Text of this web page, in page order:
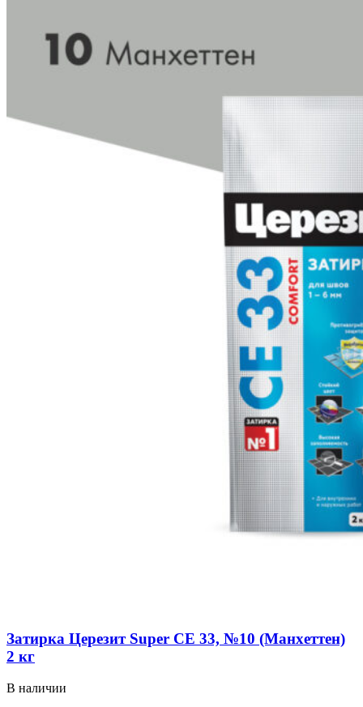
Затирка Церезит Super СЕ 33, №10 (Манхеттен)
2 кг
В наличии